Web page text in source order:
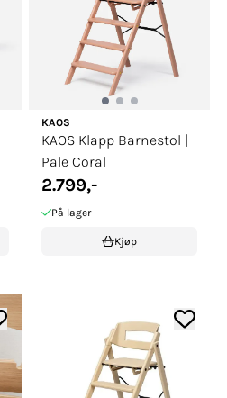
KAOS
KAOS Klapp Barnestol |
Pale Coral
2.799,-
På lager
Kjøp